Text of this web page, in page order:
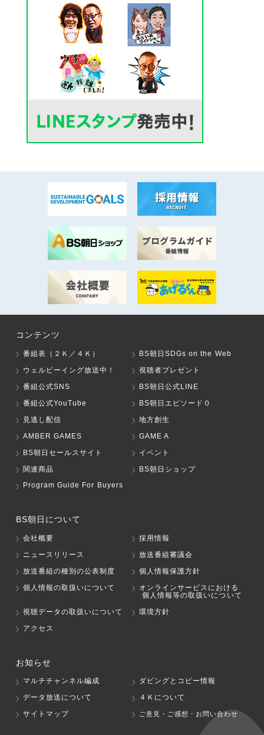
コンテンツ
番組表（２Ｋ／４Ｋ）
BS朝日SDGs on the Web
ウェルビーイング放送中！
視聴者プレゼント
番組公式SNS
BS朝日公式LINE
番組公式YouTube
BS朝日エピソード０
見逃し配信
地方創生
AMBER GAMES
GAME A
BS朝日セールスサイト
イベント
関連商品
BS朝日ショップ
Program Guide For Buyers
BS朝日について
会社概要
採用情報
ニュースリリース
放送番組審議会
放送番組の種別の公表制度
個人情報保護方針
個人情報の取扱いについて
オンラインサービスにおける
個人情報等の取扱いについて
視聴データの取扱いについて
環境方針
アクセス
お知らせ
マルチチャンネル編成
ダビングとコピー情報
データ放送について
４Ｋについて
サイトマップ
ご意見・ご感想・お問い合わせ